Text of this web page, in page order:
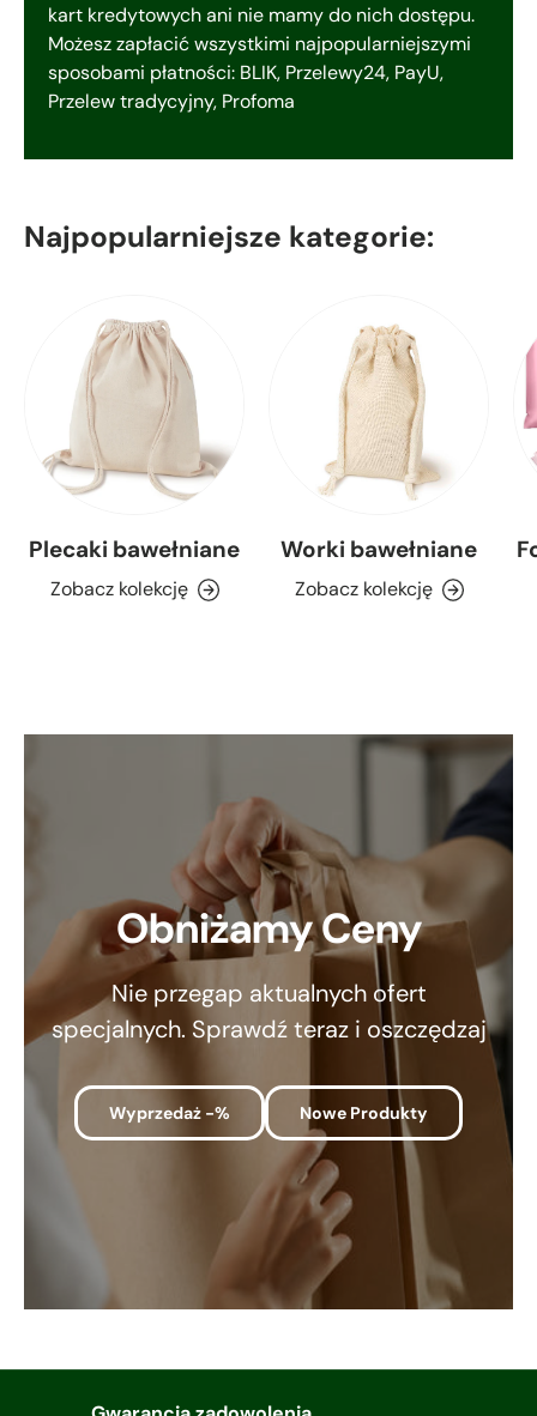
kart kredytowych ani nie mamy do nich dostępu.
Możesz zapłacić wszystkimi najpopularniejszymi
sposobami płatności: BLIK, Przelewy24, PayU,
Przelew tradycyjny, Profoma
Najpopularniejsze kategorie:
Plecaki bawełniane
Zobacz kolekcję
Worki bawełniane
Zobacz kolekcję
Obniżamy Ceny
Nie przegap aktualnych ofert
specjalnych. Sprawdź teraz i oszczędzaj
Wyprzedaż -% Nowe Produkty